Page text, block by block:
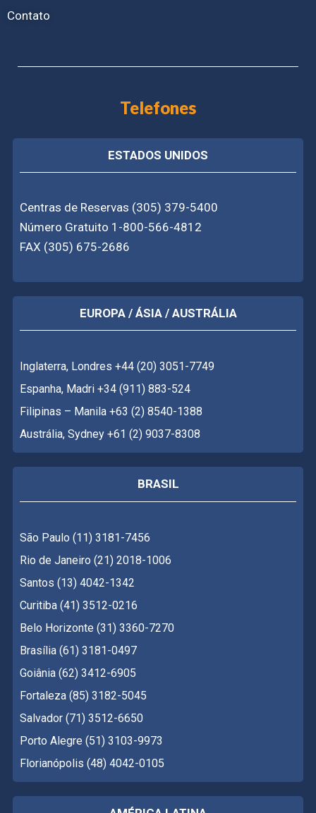
Contato
Telefones
ESTADOS UNIDOS
Centras de Reservas (305) 379-5400
Número Gratuito 1-800-566-4812
FAX (305) 675-2686
EUROPA / ÁSIA / AUSTRÁLIA
Inglaterra, Londres +44 (20) 3051-7749
Espanha, Madri +34 (911) 883-524
Filipinas – Manila +63 (2) 8540-1388
Austrália, Sydney +61 (2) 9037-8308
BRASIL
São Paulo (11) 3181-7456
Rio de Janeiro (21) 2018-1006
Santos (13) 4042-1342
Curitiba (41) 3512-0216
Belo Horizonte (31) 3360-7270
Brasília (61) 3181-0497
Goiânia (62) 3412-6905
Fortaleza (85) 3182-5045
Salvador (71) 3512-6650
Porto Alegre (51) 3103-9973
Florianópolis (48) 4042-0105